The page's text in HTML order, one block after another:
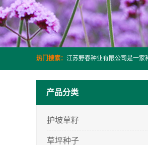
热门搜索：
产品分类
护坡草籽
草坪种子